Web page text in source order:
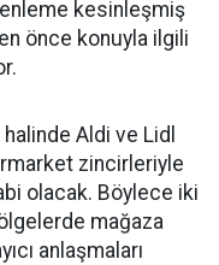
kesinleşmiş
önce konuyla ilgili
Aldi ve Lidl
zincirleriyle
olacak. Böylece iki
mağaza
anlaşmaları